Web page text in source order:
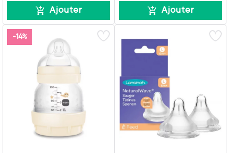
Ajouter Ajouter
-14%